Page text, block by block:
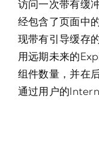
访问一次带有缓
经包含了页面中
现带有引导缓存
用远期未来的
组件数量，并在
通过用户的